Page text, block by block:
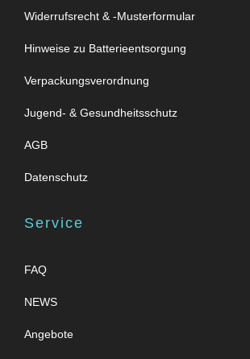
Widerrufsrecht & -Musterformular
Hinweise zu Batterieentsorgung
Verpackungsverordnung
Jugend- & Gesundheitsschutz
AGB
Datenschutz
Service
FAQ
NEWS
Angebote